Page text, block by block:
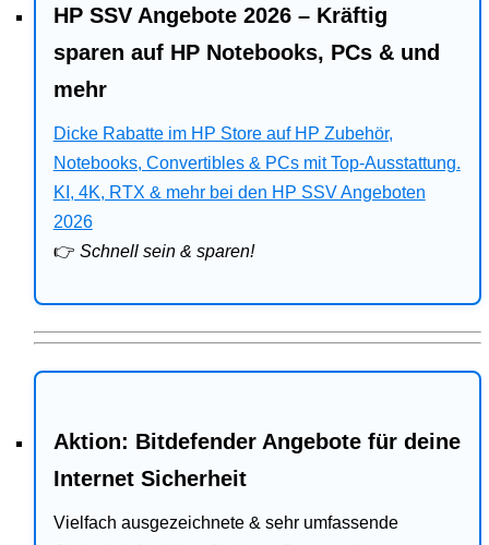
Web
Business
Angebote
Bitdefender
Ratgeber
HP SSV Angebote 2026 – Kräftig
sparen auf HP Notebooks, PCs & und
mehr
Dicke Rabatte im HP Store auf HP Zubehör,
Notebooks, Convertibles & PCs mit Top-Ausstattung.
KI, 4K, RTX & mehr bei den HP SSV Angeboten
2026
👉 Schnell sein & sparen!
Aktion: Bitdefender Angebote für deine
Internet Sicherheit
Vielfach ausgezeichnete & sehr umfassende